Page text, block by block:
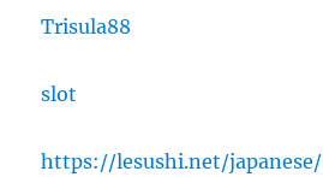
Trisula88
slot
https://lesushi.net/japanese/